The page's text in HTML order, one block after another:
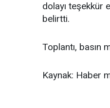
dolayı teşekkür
belirtti.
Toplantı, basın
Kaynak: Haber